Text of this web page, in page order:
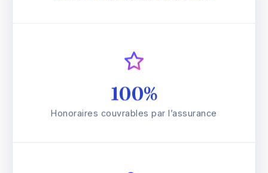
100%
Honoraires couvrables par l’assurance